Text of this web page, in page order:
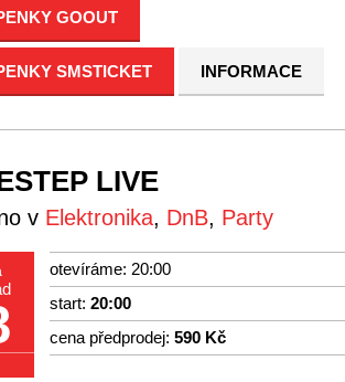
GOOUT
SMSTICKET INFORMACE
LIVE
v Elektronika, DnB, Party
otevíráme: 20:00
start: 20:00
cena předprodej: 590 Kč